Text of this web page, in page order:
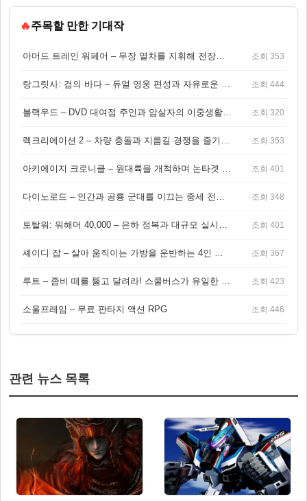
🔥주목할 만한 기대작
아머드 트레인 워페어 – 무장 열차를 지휘해 전장을 돌파하는 생존 전투 게임 조회 353
랑그릿사: 검의 바다 – 듀얼 영웅 편성과 자유로운 탐험을 결합한 판타지 전략 RPG 조회 444
블랙우드 – DVD 대여점 주인과 암살자의 이중생활을 그린 3인칭 액션 스릴러 게임 조회 320
렉크리에이션 2 – 차량 충돌과 지름길 경쟁을 즐기는 오픈월드 아케이드 레이싱 게임 조회 353
아키에이지 크로니클 – 원대륙을 개척하며 논타겟 전투를 즐기는 오픈월드 MMORPG 조회 401
다이노로드 – 인간과 공룡 군대를 이끄는 중세 전략 액션 RPG 조회 348
토탈워: 워해머 40,000 – 은하 정복과 대규모 실시간 전투가 결합된 전략 게임! 조회 401
셰이디 잡 – 살아 움직이는 가방을 운반하는 4인 협동 물리 어드벤처 게임 조회 367
루트 – 좀비 떼를 뚫고 달려라! 스쿨버스가 유일한 집이 되는 4인 협동 생존 게임 조회 423
소울프레임 – 무료 판타지 액션 RPG 조회 446
관련 뉴스 목록